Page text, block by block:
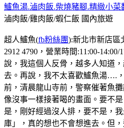
鱸魚湯.滷肉飯.柴燒豬腳.精緻小菜
滷肉飯/雞肉飯/蝦仁飯 國內旅遊
超人鱸魚(fb粉絲團):新北市新店區
2912 4790，營業時間:11:00-
說，我這個人反骨，越多人知道
去。再說，我不太喜歡鱸魚湯….
前，清晨龍山寺前，警察催著魚
像沒事一樣接著喝的畫面。要不
是，剛好經過沒人排，要不是，
庫」，真的想也不會想進去。但